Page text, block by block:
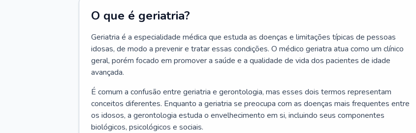
O que é geriatria?
Geriatria é a especialidade médica que estuda as doenças e limitações típicas de pessoas
idosas, de modo a prevenir e tratar essas condições. O médico geriatra atua como um clínico
geral, porém focado em promover a saúde e a qualidade de vida dos pacientes de idade
avançada.
É comum a confusão entre geriatria e gerontologia, mas esses dois termos representam
conceitos diferentes. Enquanto a geriatria se preocupa com as doenças mais frequentes entre
os idosos, a gerontologia estuda o envelhecimento em si, incluindo seus componentes
biológicos, psicológicos e sociais.